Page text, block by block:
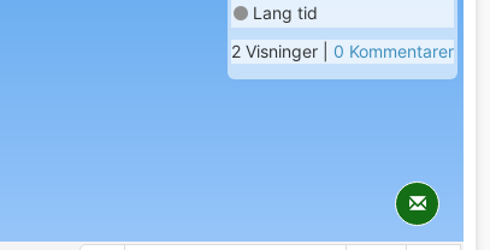
Lang tid
2 Visninger | 0 Kommentarer